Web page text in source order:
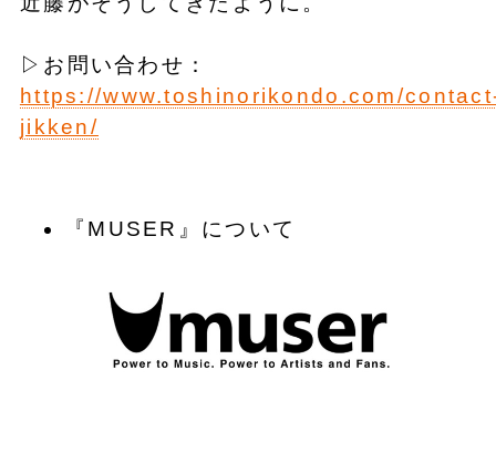
▷お問い合わせ：
https://www.toshinorikondo.com/
jikken/
『MUSER』について